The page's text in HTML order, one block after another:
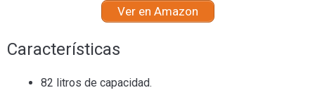
Ver en Amazon
Características
82 litros de capacidad.